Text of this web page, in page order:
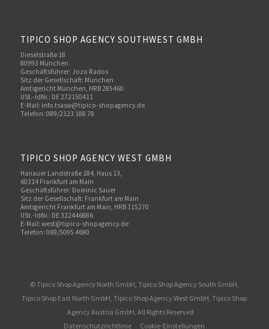
TIPICO SHOP AGENCY SOUTHWEST GMBH
Dieselstraße 18
80993 München
Geschäftsführer: Jozo Rados
Sitz der Gesellschaft: München
Amtsgericht München, HRB 285460
USt.-IdNr.: DE 272150411
E-Mail: info.tsasw@tipico-shopagency.de
Telefon: 089/2123 188 78
TIPICO SHOP AGENCY WEST GMBH
Hanauer Landstraße 184, Haus 13,
60314 Frankfurt am Main
Geschäftsführer: Dominic Sauer
Sitz der Gesellschaft: Frankfurt am Main
Amtsgericht Frankfurt am Main, HRB 115270
USt.-IdNr.: DE 322446886
E-Mail: west@tipico-shopagency.de
Telefon: 069/5095 4690
© Tipico Shop Agency North GmbH, Tipico Shop Agency South GmbH,
Tipico Shop East North GmbH, Tipico Shop Agency West GmbH, Tipico Shop
Agency Austria GmbH, All Rights Reserved
Datenschutzrichtlinie
Cookie-Einstellungen